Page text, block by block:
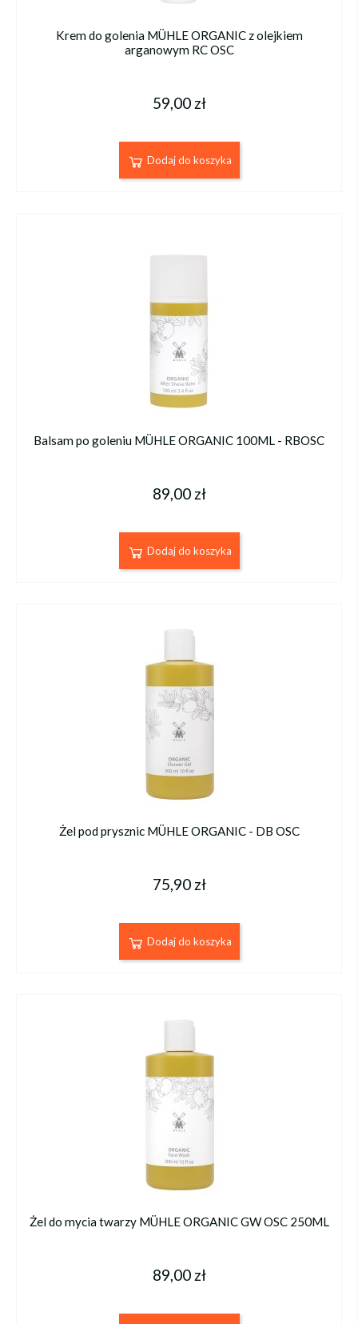
Krem do golenia MÜHLE ORGANIC z olejkiem
arganowym RC OSC
59,00 zł
Dodaj do koszyka
Balsam po goleniu MÜHLE ORGANIC 100ML - RBOSC
89,00 zł
Dodaj do koszyka
Żel pod prysznic MÜHLE ORGANIC - DB OSC
75,90 zł
Dodaj do koszyka
Żel do mycia twarzy MÜHLE ORGANIC GW OSC 250ML
89,00 zł